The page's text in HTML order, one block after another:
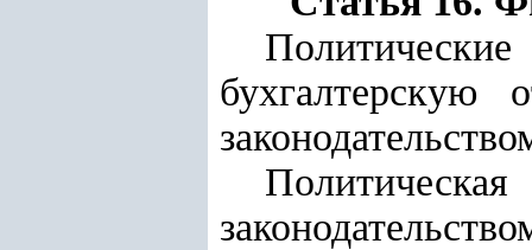
бухгалтерскую